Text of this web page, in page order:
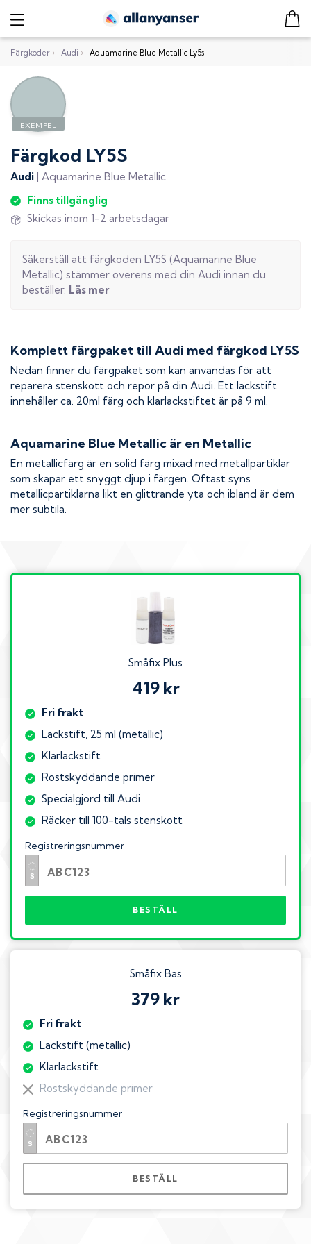
Färgkoder › Audi › Aquamarine Blue Metallic Ly5s
Färgkod LY5S
Audi | Aquamarine Blue Metallic
Finns tillgänglig
Skickas inom 1-2 arbetsdagar
Säkerställ att färgkoden LY5S (Aquamarine Blue
Metallic) stämmer överens med din Audi innan du
beställer. Läs mer
Komplett färgpaket till Audi med färgkod LY5S
Nedan finner du färgpaket som kan användas för att
reparera stenskott och repor på din Audi. Ett lackstift
innehåller ca. 20ml färg och klarlackstiftet är på 9 ml.
Aquamarine Blue Metallic är en Metallic
En metallicfärg är en solid färg mixad med metallpartiklar
som skapar ett snyggt djup i färgen. Oftast syns
metallicpartiklarna likt en glittrande yta och ibland är dem
mer subtila.
Småfix Plus
419 kr
Fri frakt
Lackstift, 25 ml (metallic)
Klarlackstift
Rostskyddande primer
Specialgjord till Audi
Räcker till 100-tals stenskott
Registreringsnummer
BESTÄLL
Småfix Bas
379 kr
Fri frakt
Lackstift (metallic)
Klarlackstift
Rostskyddande primer
Registreringsnummer
BESTÄLL